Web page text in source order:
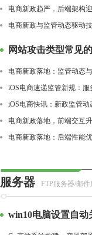
电商新政趋严，后端架构
电商新政与监管动态驱动
网站攻击类型常见
电商新政落地：监管动态
iOS电商速递监管新规：
iOS电商快讯：新政监管动
电商新政落地，前端交互
电商新政落地：后端性能
服务器 FTP服务器/邮
win10电脑设置自